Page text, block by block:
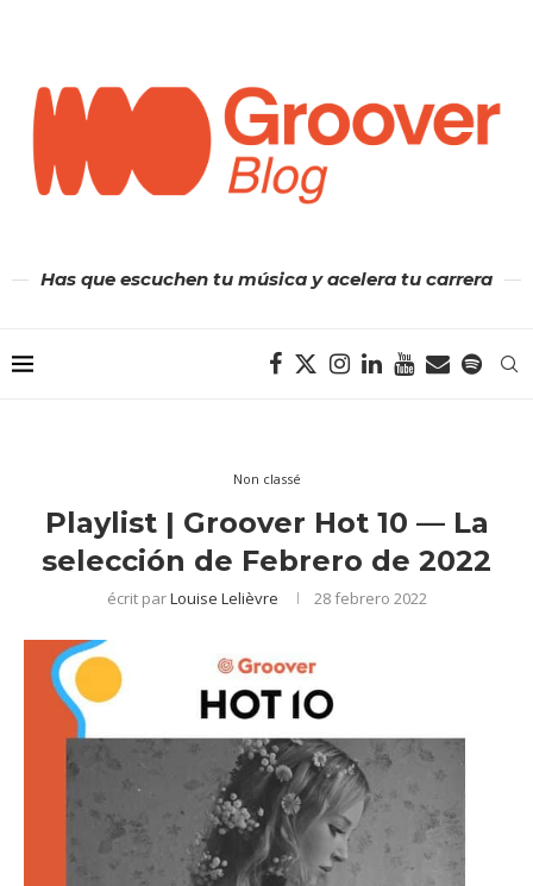
Has que escuchen tu música y acelera tu carrera
Non classé
Playlist | Groover Hot 10 — La
selección de Febrero de 2022
écrit parLouise Lelièvre 28 febrero 2022